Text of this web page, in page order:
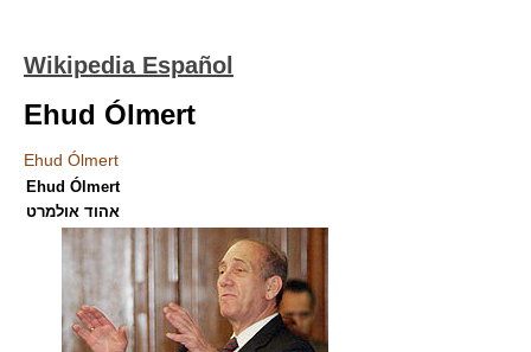
Wikipedia Español
Ehud Ólmert
Ehud Ólmert
Ehud Ólmert
אהוד אולמרט